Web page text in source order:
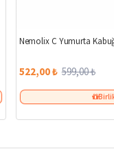
Nemolix C Yumurta
522,00 ₺ 599,00 ₺